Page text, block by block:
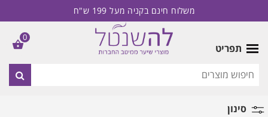
משלוח חינם בקניה מעל 199 ש"ח
תפריט
סינון
0